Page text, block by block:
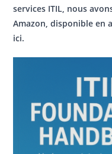
services ITIL, nous
Amazon, disponible en
ici.